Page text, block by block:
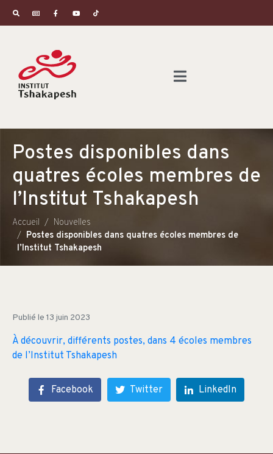
Postes disponibles dans
quatres écoles membres de
l’Institut Tshakapesh
Accueil
Nouvelles
Postes disponibles dans quatres écoles membres de
l’Institut Tshakapesh
Publié le 13 juin 2023
À découvrir, différents postes, dans 4 écoles membres
de l’Institut Tshakapesh
Facebook Twitter LinkedIn